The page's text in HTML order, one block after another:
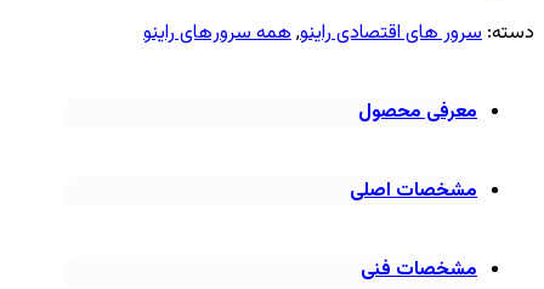
دسته: سرور های اقتصادی راینو,همه سرور‌های راینو
معرفی محصول
مشخصات اصلی
مشخصات فنی